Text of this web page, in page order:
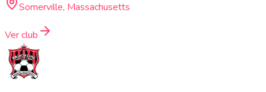
Somerville, Massachusetts
Ver club